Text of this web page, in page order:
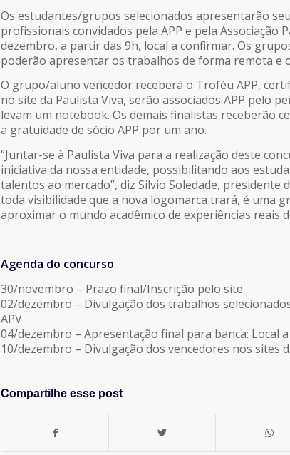
Os estudantes/grupos selecionados apresentarão
profissionais convidados pela APP e pela Associação
dezembro, a partir das 9h, local a confirmar. Os
poderão apresentar os trabalhos de forma remota e
O grupo/aluno vencedor receberá o Troféu APP,
no site da Paulista Viva, serão associados APP pelo
levam um notebook. Os demais finalistas receberão
a gratuidade de sócio APP por um ano.
“Juntar-se à Paulista Viva para a realização deste
iniciativa da nossa entidade, possibilitando aos
talentos ao mercado”, diz Silvio Soledade, presidente
toda visibilidade que a nova logomarca trará, é uma
aproximar o mundo acadêmico de experiências reais
Agenda do concurso
30/novembro – Prazo final/Inscrição pelo site
02/dezembro – Divulgação dos trabalhos
APV
04/dezembro – Apresentação final para banca: Local
10/dezembro – Divulgação dos vencedores nos sites
Compartilhe esse post